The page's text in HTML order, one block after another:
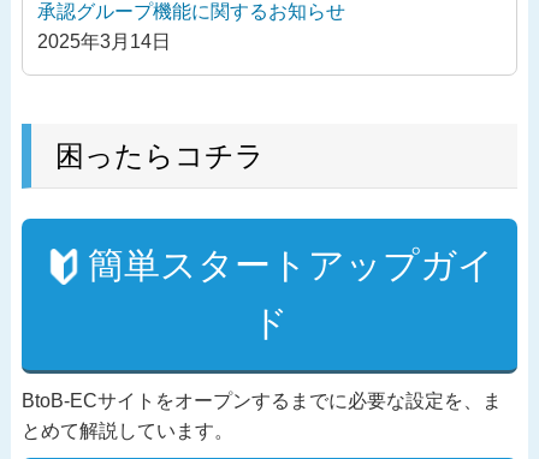
承認グループ機能に関するお知らせ
2025年3月14日
困ったらコチラ
簡単スタートアップガイ
ド
BtoB-ECサイトをオープンするまでに必要な設定を、ま
とめて解説しています。